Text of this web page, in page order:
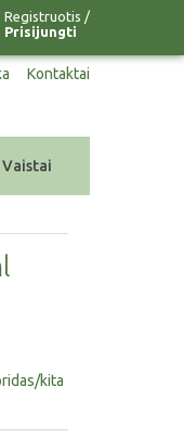
Registruotis /
Prisijungti
Kontaktai
Vaistai
kita